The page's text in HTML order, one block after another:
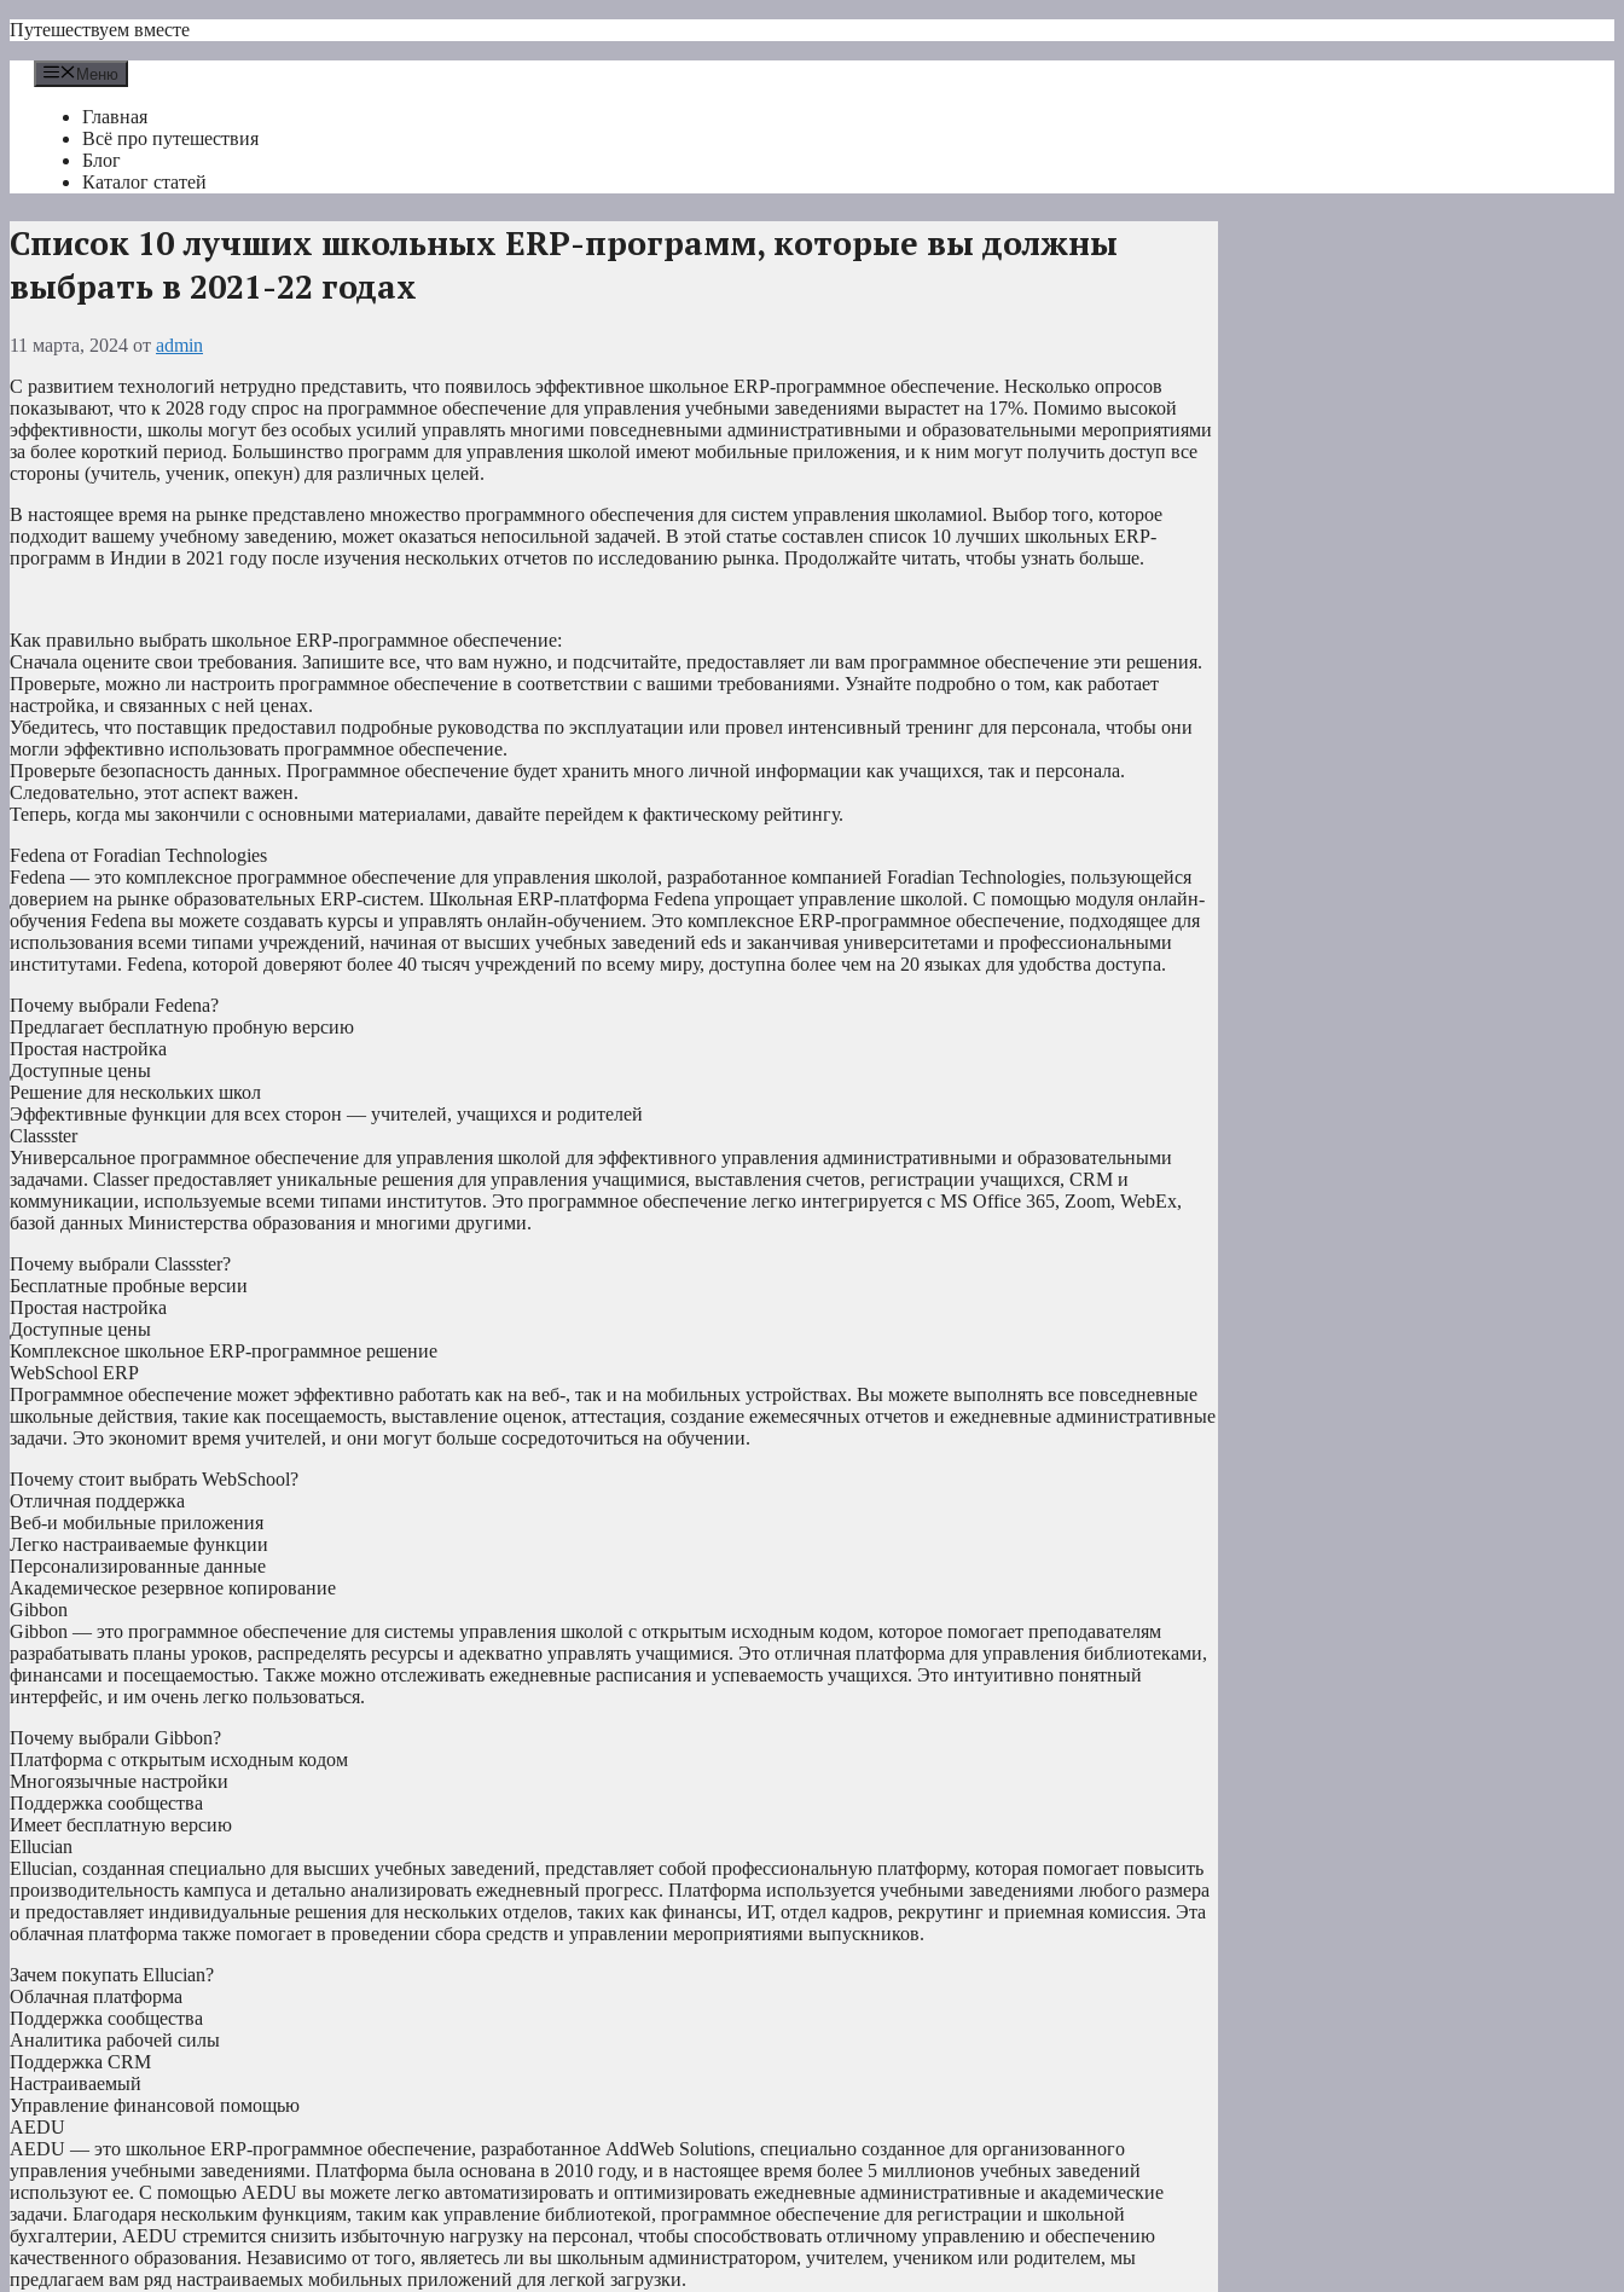
Перейти
содержимому
Путешествуем вместе
Меню
Главная
Всё про путешествия
Блог
Каталог статей
Список 10 лучших школьных ERP-программ, которые вы должны
выбрать в 2021-22 годах
11 марта, 2024 от admin
С развитием технологий нетрудно представить, что появилось эффективное школьное ERP-программное обеспечение. Несколько опросов
показывают, что к 2028 году спрос на программное обеспечение для управления учебными заведениями вырастет на 17%. Помимо высокой
эффективности, школы могут без особых усилий управлять многими повседневными административными и образовательными мероприятиями
за более короткий период. Большинство программ для управления школой имеют мобильные приложения, и к ним могут получить доступ все
стороны (учитель, ученик, опекун) для различных целей.
В настоящее время на рынке представлено множество программного обеспечения для систем управления школамиol. Выбор того, которое
подходит вашему учебному заведению, может оказаться непосильной задачей. В этой статье составлен список 10 лучших школьных ERP-
программ в Индии в 2021 году после изучения нескольких отчетов по исследованию рынка. Продолжайте читать, чтобы узнать больше.
Как правильно выбрать школьное ERP-программное обеспечение:
Сначала оцените свои требования. Запишите все, что вам нужно, и подсчитайте, предоставляет ли вам программное обеспечение эти решения.
Проверьте, можно ли настроить программное обеспечение в соответствии с вашими требованиями. Узнайте подробно о том, как работает
настройка, и связанных с ней ценах.
Убедитесь, что поставщик предоставил подробные руководства по эксплуатации или провел интенсивный тренинг для персонала, чтобы они
могли эффективно использовать программное обеспечение.
Проверьте безопасность данных. Программное обеспечение будет хранить много личной информации как учащихся, так и персонала.
Следовательно, этот аспект важен.
Теперь, когда мы закончили с основными материалами, давайте перейдем к фактическому рейтингу.
Fedena от Foradian Technologies
Fedena — это комплексное программное обеспечение для управления школой, разработанное компанией Foradian Technologies, пользующейся
доверием на рынке образовательных ERP-систем. Школьная ERP-платформа Fedena упрощает управление школой. С помощью модуля онлайн-
обучения Fedena вы можете создавать курсы и управлять онлайн-обучением. Это комплексное ERP-программное обеспечение, подходящее для
использования всеми типами учреждений, начиная от высших учебных заведений eds и заканчивая университетами и профессиональными
институтами. Fedena, которой доверяют более 40 тысяч учреждений по всему миру, доступна более чем на 20 языках для удобства доступа.
Почему выбрали Fedena?
Предлагает бесплатную пробную версию
Простая настройка
Доступные цены
Решение для нескольких школ
Эффективные функции для всех сторон — учителей, учащихся и родителей
Classster
Универсальное программное обеспечение для управления школой для эффективного управления административными и образовательными
задачами. Classer предоставляет уникальные решения для управления учащимися, выставления счетов, регистрации учащихся, CRM и
коммуникации, используемые всеми типами институтов. Это программное обеспечение легко интегрируется с MS Office 365, Zoom, WebEx,
базой данных Министерства образования и многими другими.
Почему выбрали Classster?
Бесплатные пробные версии
Простая настройка
Доступные цены
Комплексное школьное ERP-программное решение
WebSchool ERP
Программное обеспечение может эффективно работать как на веб-, так и на мобильных устройствах. Вы можете выполнять все повседневные
школьные действия, такие как посещаемость, выставление оценок, аттестация, создание ежемесячных отчетов и ежедневные административные
задачи. Это экономит время учителей, и они могут больше сосредоточиться на обучении.
Почему стоит выбрать WebSchool?
Отличная поддержка
Веб-и мобильные приложения
Легко настраиваемые функции
Персонализированные данные
Академическое резервное копирование
Gibbon
Gibbon — это программное обеспечение для системы управления школой с открытым исходным кодом, которое помогает преподавателям
разрабатывать планы уроков, распределять ресурсы и адекватно управлять учащимися. Это отличная платформа для управления библиотеками,
финансами и посещаемостью. Также можно отслеживать ежедневные расписания и успеваемость учащихся. Это интуитивно понятный
интерфейс, и им очень легко пользоваться.
Почему выбрали Gibbon?
Платформа с открытым исходным кодом
Многоязычные настройки
Поддержка сообщества
Имеет бесплатную версию
Ellucian
Ellucian, созданная специально для высших учебных заведений, представляет собой профессиональную платформу, которая помогает повысить
производительность кампуса и детально анализировать ежедневный прогресс. Платформа используется учебными заведениями любого размера
и предоставляет индивидуальные решения для нескольких отделов, таких как финансы, ИТ, отдел кадров, рекрутинг и приемная комиссия. Эта
облачная платформа также помогает в проведении сбора средств и управлении мероприятиями выпускников.
Зачем покупать Ellucian?
Облачная платформа
Поддержка сообщества
Аналитика рабочей силы
Поддержка CRM
Настраиваемый
Управление финансовой помощью
AEDU
AEDU — это школьное ERP-программное обеспечение, разработанное AddWeb Solutions, специально созданное для организованного
управления учебными заведениями. Платформа была основана в 2010 году, и в настоящее время более 5 миллионов учебных заведений
используют ее. С помощью AEDU вы можете легко автоматизировать и оптимизировать ежедневные административные и академические
задачи. Благодаря нескольким функциям, таким как управление библиотекой, программное обеспечение для регистрации и школьной
бухгалтерии, AEDU стремится снизить избыточную нагрузку на персонал, чтобы способствовать отличному управлению и обеспечению
качественного образования. Независимо от того, являетесь ли вы школьным администратором, учителем, учеником или родителем, мы
предлагаем вам ряд настраиваемых мобильных приложений для легкой загрузки.